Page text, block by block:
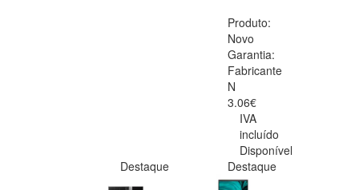
Produto:
Novo
Garantia:
Fabricante
N
3.06€
IVA
incluído
Disponível
Destaque
Destaque